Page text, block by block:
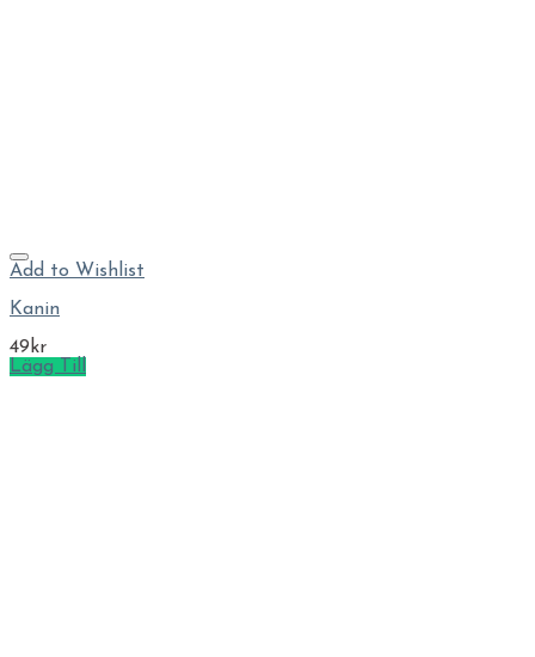
Add to Wishlist
Kanin
49 kr
Lägg Till